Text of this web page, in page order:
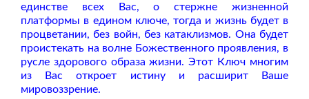
единстве всех Вас, о стержне жизненной
платформы в едином ключе, тогда и жизнь будет в
процветании, без войн, без катаклизмов. Она будет
проистекать на волне Божественного проявления, в
русле здорового образа жизни. Этот Ключ многим
из Вас откроет истину и расширит Ваше
мировоззрение.